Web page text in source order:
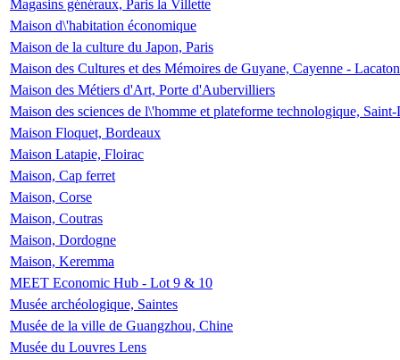
Magasins généraux, Paris la Villette
Maison d\'habitation économique
Maison de la culture du Japon, Paris
Maison des Cultures et des Mémoires de Guyane, Cayenne -
Maison des Métiers d'Art, Porte d'Aubervilliers
Maison des sciences de l\'homme et plateforme technologique,
Maison Floquet, Bordeaux
Maison Latapie, Floirac
Maison, Cap ferret
Maison, Corse
Maison, Coutras
Maison, Dordogne
Maison, Keremma
MEET Economic Hub - Lot 9 & 10
Musée archéologique, Saintes
Musée de la ville de Guangzhou, Chine
Musée du Louvres Lens